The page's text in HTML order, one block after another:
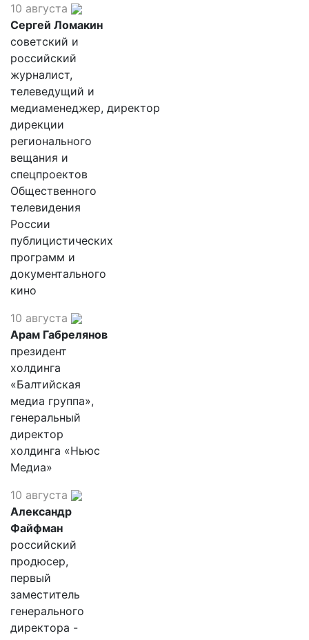
10 августа
Сергей Ломакин
советский и
российский
журналист,
телеведущий и
медиаменеджер, директор
дирекции
регионального
вещания и
спецпроектов
Общественного
телевидения
России
публицистических
программ и
документального
кино
10 августа
Арам Габрелянов
президент
холдинга
«Балтийская
медиа группа»,
генеральный
директор
холдинга «Ньюс
Медиа»
10 августа
Александр
Файфман
российский
продюсер,
первый
заместитель
генерального
директора -